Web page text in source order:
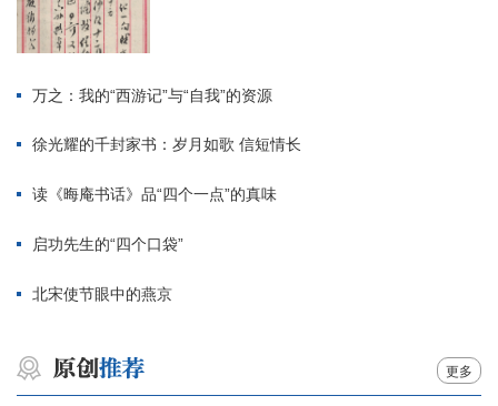
万之：我的“西游记”与“自我”的资源
徐光耀的千封家书：岁月如歌 信短情长
读《晦庵书话》品“四个一点”的真味
启功先生的“四个口袋”
北宋使节眼中的燕京
更多